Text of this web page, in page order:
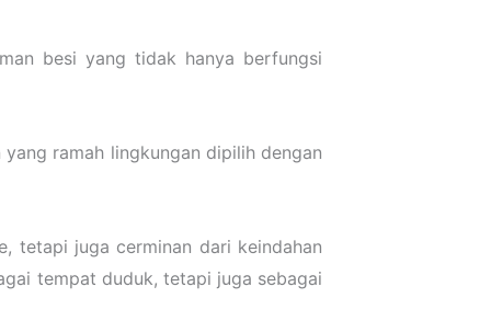
besi yang tidak hanya berfungsi
ramah lingkungan dipilih dengan
tetapi juga cerminan dari keindahan
tempat duduk, tetapi juga sebagai